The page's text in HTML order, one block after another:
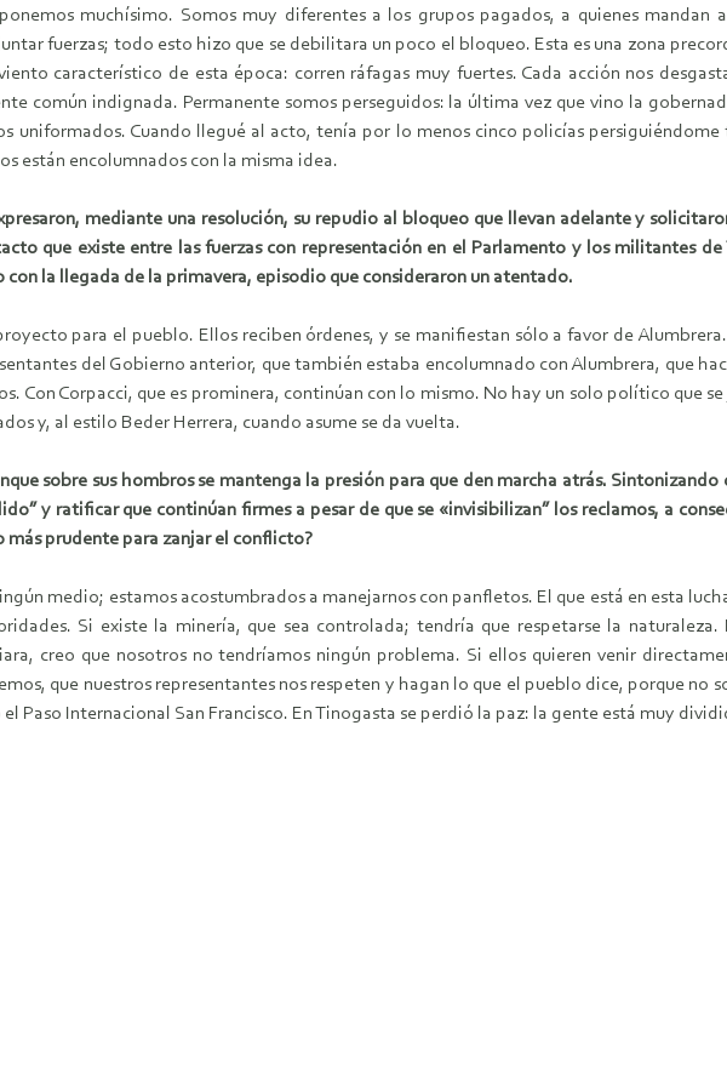
muchísimo. Somos muy diferentes a los grupos pagados, a quienes mandan
fuerzas; todo esto hizo que se debilitara un poco el bloqueo. Esta es una zona
característico de esta época: corren ráfagas muy fuertes. Cada acción nos
común indignada. Permanente somos perseguidos: la última vez que vino la
uniformados. Cuando llegué al acto, tenía por lo menos cinco policías
están encolumnados con la misma idea.
mediante una resolución, su repudio al bloqueo que llevan adelante y
que existe entre las fuerzas con representación en el Parlamento y los militantes
la llegada de la primavera, episodio que consideraron un atentado.
para el pueblo. Ellos reciben órdenes, y se manifiestan sólo a favor de
del Gobierno anterior, que también estaba encolumnado con Alumbrera, que
Con Corpacci, que es prominera, continúan con lo mismo. No hay un solo político que
y, al estilo Beder Herrera, cuando asume se da vuelta.
sobre sus hombros se mantenga la presión para que den marcha atrás.
y ratificar que continúan firmes a pesar de que se «invisibilizan” los reclamos, a
más prudente para zanjar el conflicto?
medio; estamos acostumbrados a manejarnos con panfletos. El que está en esta
Si existe la minería, que sea controlada; tendría que respetarse la naturaleza.
creo que nosotros no tendríamos ningún problema. Si ellos quieren venir
que nuestros representantes nos respeten y hagan lo que el pueblo dice, porque no
Paso Internacional San Francisco. En Tinogasta se perdió la paz: la gente está muy